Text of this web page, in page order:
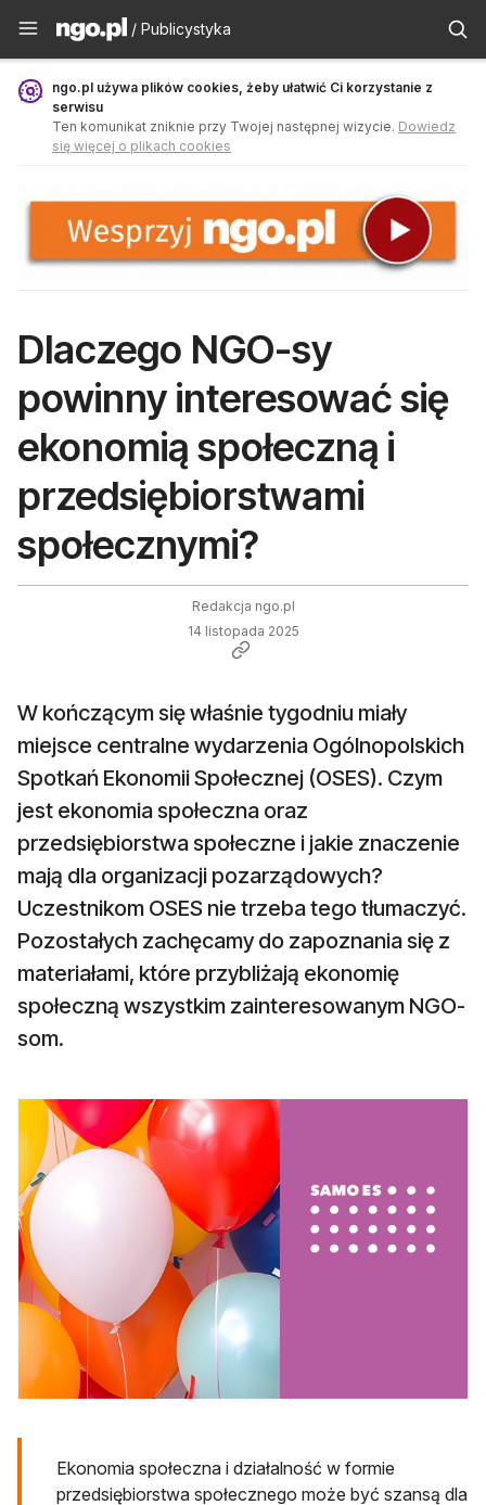
Publicystyka - ngo.pl
/ Publicystyka
ngo.pl używa plików cookies, żeby ułatwić Ci korzystanie z
serwisu
Ten komunikat zniknie przy Twojej następnej wizycie. Dowiedz
się więcej o plikach cookies
Dlaczego NGO-sy
powinny interesować się
ekonomią społeczną i
przedsiębiorstwami
społecznymi?
Redakcja ngo.pl
14 listopada 2025
W kończącym się właśnie tygodniu miały
miejsce centralne wydarzenia Ogólnopolskich
Spotkań Ekonomii Społecznej (OSES). Czym
jest ekonomia społeczna oraz
przedsiębiorstwa społeczne i jakie znaczenie
mają dla organizacji pozarządowych?
Uczestnikom OSES nie trzeba tego tłumaczyć.
Pozostałych zachęcamy do zapoznania się z
materiałami, które przybliżają ekonomię
społeczną wszystkim zainteresowanym NGO-
som.
Ekonomia społeczna i działalność w formie
przedsiębiorstwa społecznego może być szansą dla